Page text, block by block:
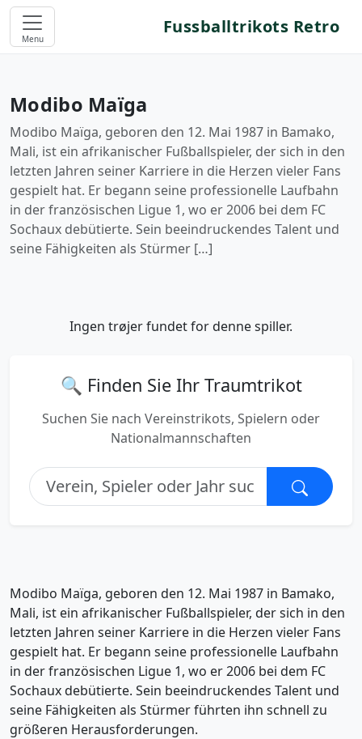
Menu
Fussballtrikots Retro
Modibo Maïga
Modibo Maïga, geboren den 12. Mai 1987 in Bamako,
Mali, ist ein afrikanischer Fußballspieler, der sich in den
letzten Jahren seiner Karriere in die Herzen vieler Fans
gespielt hat. Er begann seine professionelle Laufbahn
in der französischen Ligue 1, wo er 2006 bei dem FC
Sochaux debütierte. Sein beeindruckendes Talent und
seine Fähigkeiten als Stürmer […]
Ingen trøjer fundet for denne spiller.
🔍 Finden Sie Ihr Traumtrikot
Suchen Sie nach Vereinstrikots, Spielern oder
Nationalmannschaften
Modibo Maïga, geboren den 12. Mai 1987 in Bamako,
Mali, ist ein afrikanischer Fußballspieler, der sich in den
letzten Jahren seiner Karriere in die Herzen vieler Fans
gespielt hat. Er begann seine professionelle Laufbahn
in der französischen Ligue 1, wo er 2006 bei dem FC
Sochaux debütierte. Sein beeindruckendes Talent und
seine Fähigkeiten als Stürmer führten ihn schnell zu
größeren Herausforderungen.